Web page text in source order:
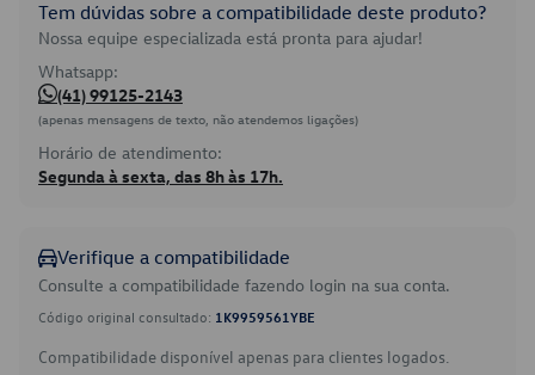
Tem dúvidas sobre a compatibilidade deste produto?
Nossa equipe especializada está pronta para ajudar!
Whatsapp:
(41) 99125-2143
(apenas mensagens de texto, não atendemos ligações)
Horário de atendimento:
Segunda à sexta, das 8h às 17h.
Verifique a compatibilidade
Consulte a compatibilidade fazendo login na sua conta.
Código original consultado: 1K9959561YBE
Compatibilidade disponível apenas para clientes logados.